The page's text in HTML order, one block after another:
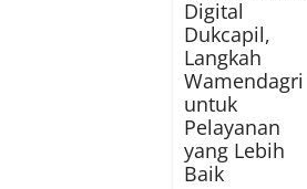
Digital
Dukcapil,
Langkah
Wamendagri
untuk
Pelayanan
yang Lebih
Baik